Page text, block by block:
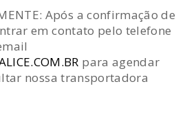
Após a confirmação de
em contato pelo telefone
para agendar
nossa transportadora